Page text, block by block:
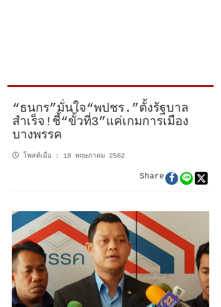
“ธนกร”มั่นใจ“พปชร.”ตั้งรัฐบาล
สำเร็จ!ชี้“ขั้วที่3”แค่เกมการเมือง
บางพรรค
โพสต์เมื่อ : 18 พฤษภาคม 2562
Share